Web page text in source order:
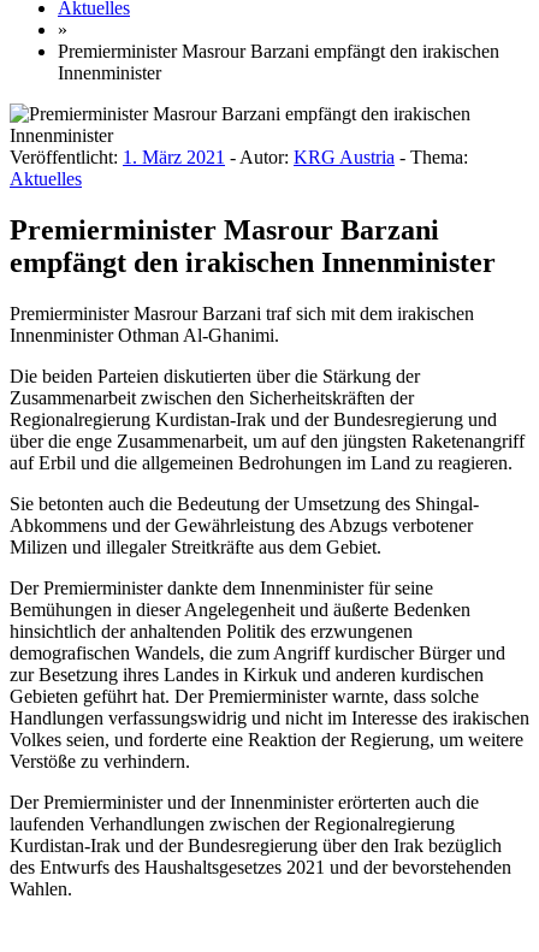
Aktuelles
»
Premierminister Masrour Barzani empfängt den irakischen
Innenminister
Veröffentlicht: 1. März 2021 - Autor: KRG Austria - Thema:
Aktuelles
Premierminister Masrour Barzani
empfängt den irakischen Innenminister
Premierminister Masrour Barzani traf sich mit dem irakischen
Innenminister Othman Al-Ghanimi.
Die beiden Parteien diskutierten über die Stärkung der
Zusammenarbeit zwischen den Sicherheitskräften der
Regionalregierung Kurdistan-Irak und der Bundesregierung und
über die enge Zusammenarbeit, um auf den jüngsten Raketenangriff
auf Erbil und die allgemeinen Bedrohungen im Land zu reagieren.
Sie betonten auch die Bedeutung der Umsetzung des Shingal-
Abkommens und der Gewährleistung des Abzugs verbotener
Milizen und illegaler Streitkräfte aus dem Gebiet.
Der Premierminister dankte dem Innenminister für seine
Bemühungen in dieser Angelegenheit und äußerte Bedenken
hinsichtlich der anhaltenden Politik des erzwungenen
demografischen Wandels, die zum Angriff kurdischer Bürger und
zur Besetzung ihres Landes in Kirkuk und anderen kurdischen
Gebieten geführt hat. Der Premierminister warnte, dass solche
Handlungen verfassungswidrig und nicht im Interesse des irakischen
Volkes seien, und forderte eine Reaktion der Regierung, um weitere
Verstöße zu verhindern.
Der Premierminister und der Innenminister erörterten auch die
laufenden Verhandlungen zwischen der Regionalregierung
Kurdistan-Irak und der Bundesregierung über den Irak bezüglich
des Entwurfs des Haushaltsgesetzes 2021 und der bevorstehenden
Wahlen.